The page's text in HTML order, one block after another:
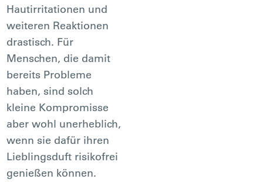
Hautirritationen und
weiteren Reaktionen
drastisch. Für
Menschen, die damit
bereits Probleme
haben, sind solch
kleine Kompromisse
aber wohl unerheblich,
wenn sie dafür ihren
Lieblingsduft risikofrei
genießen können.